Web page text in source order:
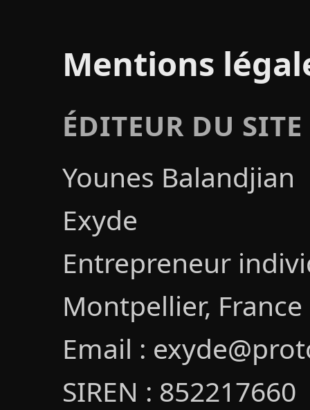
Mentions
ÉDITEUR DU SITE
Younes Balandjian
Exyde
Entrepreneur
Montpellier, France
Email :
SIREN : 852217660